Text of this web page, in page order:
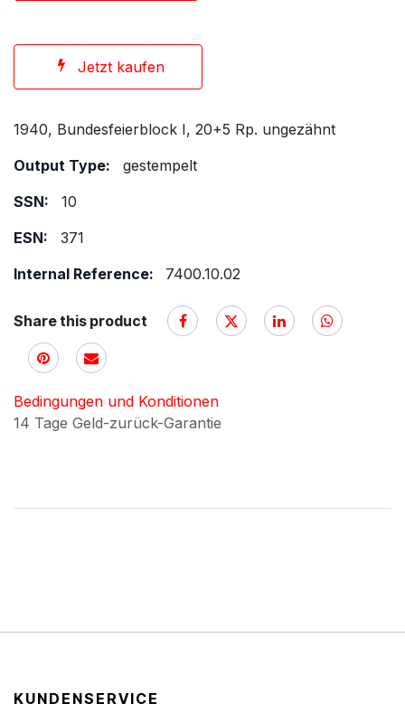
Jetzt kaufen
1940, Bundesfeierblock I, 20+5 Rp. ungezähnt
Output Type:
gestempelt
SSN:
10
ESN:
371
Internal Reference:
7400.10.02
Share this product
Bedingungen und Konditionen
14 Tage Geld-zurück-Garantie
KUNDENSERVICE